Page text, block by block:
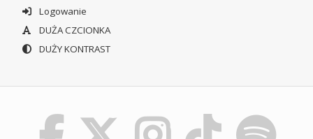
Logowanie
DUŻA CZCIONKA
DUŻY KONTRAST